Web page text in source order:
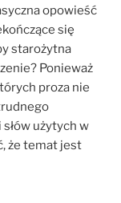
opowieść
się
starożytna
Ponieważ
proza nie
użytych w
że temat jest